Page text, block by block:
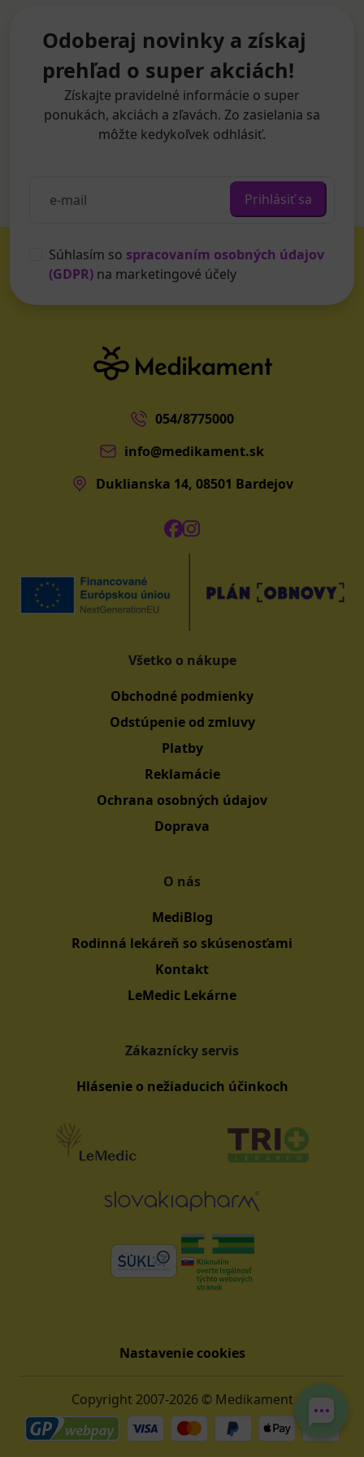
Odoberaj novinky a získaj
prehľad o super akciách!
Získajte pravidelné informácie o super
ponukách, akciách a zľavách. Zo zasielania sa
môžte kedykoľvek odhlásiť.
Prihlásiť sa
Súhlasím so spracovaním osobných údajov
(GDPR) na marketingové účely
054/8775000
info@medikament.sk
Duklianska 14, 08501 Bardejov
Všetko o nákupe
Obchodné podmienky
Odstúpenie od zmluvy
Platby
Reklamácie
Ochrana osobných údajov
Doprava
O nás
MediBlog
Rodinná lekáreň so skúsenosťami
Kontakt
LeMedic Lekárne
Zákaznícky servis
Hlásenie o nežiaducich účinkoch
Nastavenie cookies
Copyright 2007-2026 © Medikament